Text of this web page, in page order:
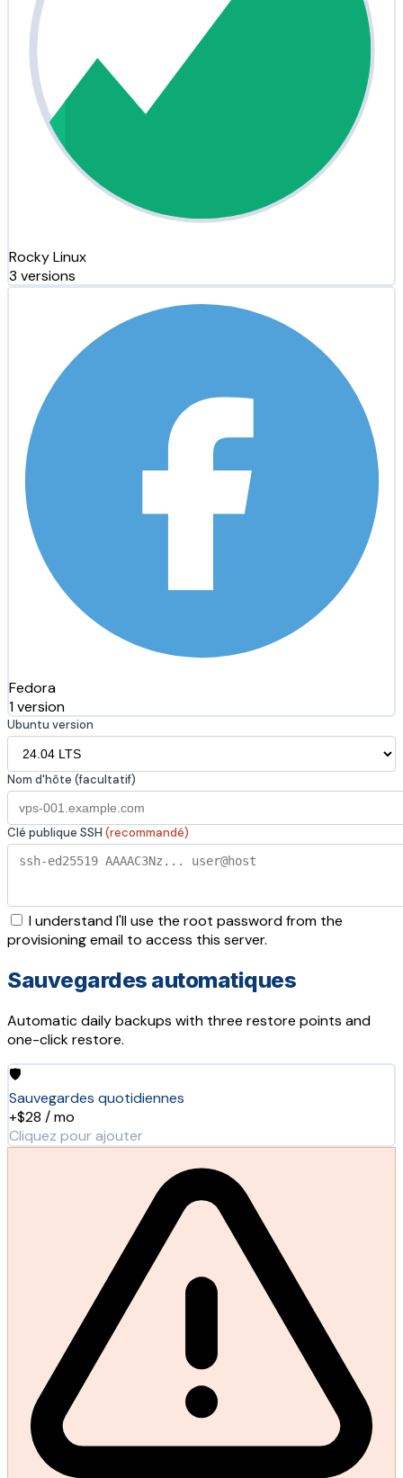
Rocky Linux
3 versions
Fedora
1 version
Ubuntu version
Nom d'hôte (facultatif)
Clé publique SSH (recommandé)
I understand I'll use the root password from the
provisioning email to access this server.
Sauvegardes automatiques
Automatic daily backups with three restore points and
one-click restore.
🛡️
Sauvegardes quotidiennes
+$28 / mo
Cliquez pour ajouter